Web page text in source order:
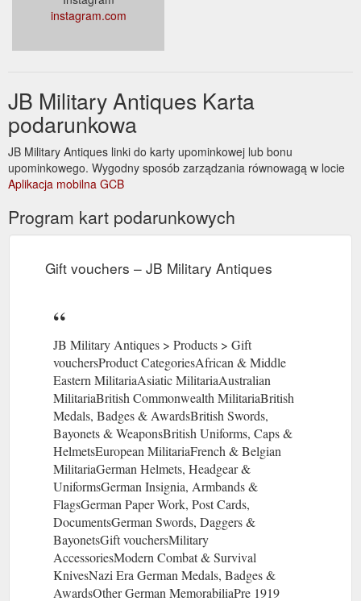
instagram.com
JB Military Antiques Karta
podarunkowa
JB Military Antiques linki do karty upominkowej lub bonu
upominkowego. Wygodny sposób zarządzania równowagą w locie
Aplikacja mobilna GCB
Program kart podarunkowych
Gift vouchers – JB Military Antiques
JB Military Antiques > Products > Gift
vouchersProduct CategoriesAfrican & Middle
Eastern MilitariaAsiatic MilitariaAustralian
MilitariaBritish Commonwealth MilitariaBritish
Medals, Badges & AwardsBritish Swords,
Bayonets & WeaponsBritish Uniforms, Caps &
HelmetsEuropean MilitariaFrench & Belgian
MilitariaGerman Helmets, Headgear &
UniformsGerman Insignia, Armbands &
FlagsGerman Paper Work, Post Cards,
DocumentsGerman Swords, Daggers &
BayonetsGift vouchersMilitary
AccessoriesModern Combat & Survival
KnivesNazi Era German Medals, Badges &
AwardsOther German MemorabiliaPre 1919